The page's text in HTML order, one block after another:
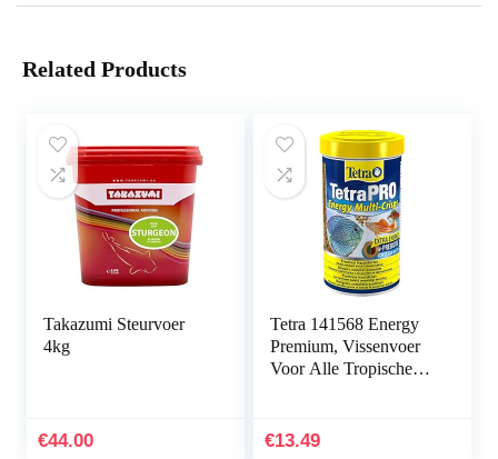
Related Products
Takazumi Steurvoer
4kg
€44.00
Tetra 141568 Energy
Premium, Vissenvoer
Voor Alle Tropische
Voor Extra Welzijn…
€13.49